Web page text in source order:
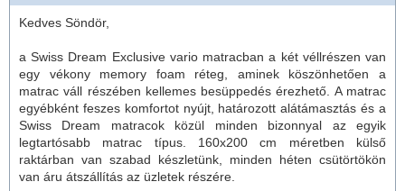
Kedves Söndör,
a Swiss Dream Exclusive vario matracban a két véllrészen van
egy vékony memory foam réteg, aminek köszönhetően a
matrac váll részében kellemes besüppedés érezhető. A matrac
egyébként feszes komfortot nyújt, határozott alátámasztás és a
Swiss Dream matracok közül minden bizonnyal az egyik
legtartósabb matrac típus. 160x200 cm méretben külső
raktárban van szabad készletünk, minden héten csütörtökön
van áru átszállítás az üzletek részére.